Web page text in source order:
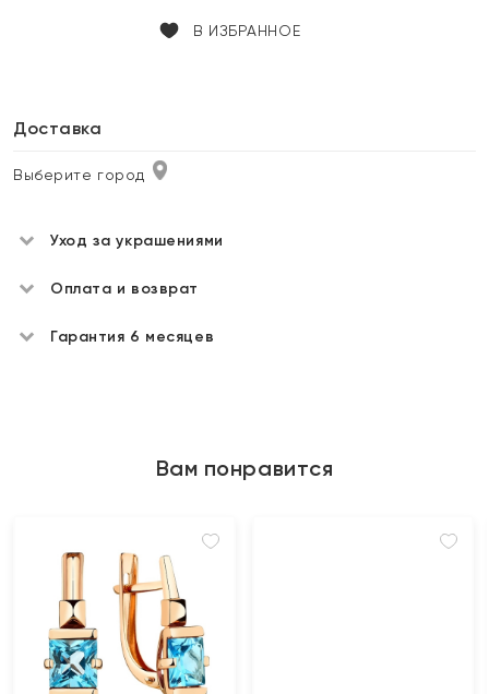
В ИЗБРАННОЕ
Доставка
Выберите город
Уход за украшениями
Оплата и возврат
Гарантия 6 месяцев
Вам понравится